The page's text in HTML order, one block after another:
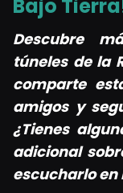
Bajo Tierra
Descubre
túneles de la
comparte
amigos y
¿Tienes
adicional
escucharlo